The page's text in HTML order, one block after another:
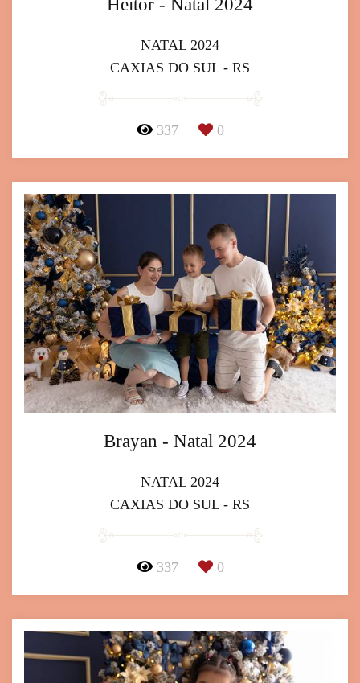
Heitor - Natal 2024
NATAL 2024
CAXIAS DO SUL - RS
337 0
Brayan - Natal 2024
NATAL 2024
CAXIAS DO SUL - RS
337 0